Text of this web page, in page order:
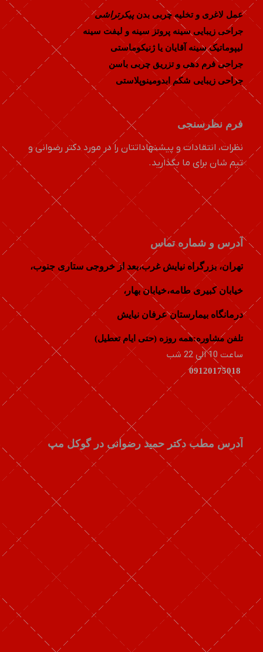
عمل لاغری و تخلیه چربی بدن پیکرتراشی
جراحی زیبایی سینه پروتز سینه و لیفت سینه
لیپوماتیک سینه آقایان یا ژنیکوماستی
جراحی فرم دهی و تزریق چربی باسن
جراحی زیبایی شکم ابدومینوپلاستی
فرم نظرسنجی
نظرات، انتقادات و پیشنهاداتتان را در مورد دکتر رضوانی و
تیم شان برای ما بگذارید.
آدرس و شماره تماس
تهران، بزرگراه نیایش غرب،بعد از خروجی ستاری جنوب،
خيابان كبيری طامه،خیابان بهار،
درمانگاه بیمارستان عرفان نیایش
تلفن مشاوره:همه روزه (حتی ایام تعطیل)
ساعت 10 الی 22 شب
آدرس مطب دکتر حمید رضوانی در گوکل مپ